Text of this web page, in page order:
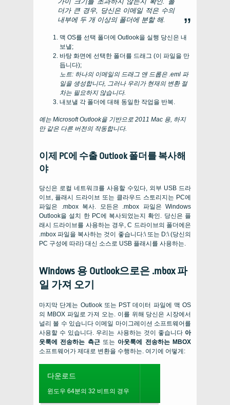
더가 큰 경우, 당신은 이메일 적은 수의
내부에 두 개 이상의 폴더에 분할 해.
맥 OS를 선택 폴더에 Outlook을 실행 당신은 내
보낼;
바탕 화면에 선택한 폴더를 드래그 (이 파일을 만
듭니다);
노트: 하나의 이메일의 드래그 앤 드롭은 .eml 파
일을 생성합니다, 그러나 우리가 현재의 변환 절
차는 필요하지 않습니다.
내보낼 각 폴더에 대해 동일한 작업을 반복.
예는 Microsoft Outlook을 기반으로 2011 Mac 용, 하지
만 같은 다른 버전의 작동합니다.
이제 PC에 수출 Outlook 폴더를 복사해
야
당신은 로컬 네트워크를 사용할 수있다, 외부 USB 드라
이브, 플래시 드라이브 또는 클라우드 스토리지는 PC에
파일은 .mbox 복사. 모든은 .mbox 파일은 Windows
Outlook을 설치 한 PC에 복사되었는지 확인. 당신은 플
래시 드라이브를 사용하는 경우, C 드라이브의 폴더에은
.mbox 파일을 복사하는 것이 좋습니다:\ 또는 D:\ (당신의
PC 구성에 따라) 대신 소스로 USB 플래시를 사용하는.
Windows 용 Outlook으로은 .mbox 파
일 가져 오기
마지막 단계는 Outlook 또는 PST 데이터 파일에 맥 OS
의 MBOX 파일로 가져 오는. 이를 위해 당신은 시장에서
널리 볼 수 있습니다 이메일 마이그레이션 소프트웨어를
사용할 수 있습니다. 우리는 사용하는 것이 좋습니다 아
웃룩에 전송하는 측근또는 아웃룩에 전송하는 MBOX
소프트웨어가 제대로 변환을 수행하는. 여기에 어떻게:
다운로드
윈도우 64분의 32 비트의 경우